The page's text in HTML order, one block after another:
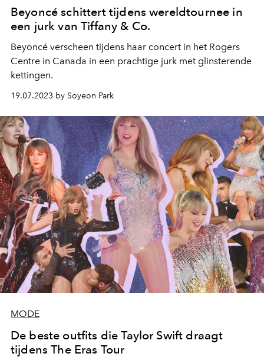
Beyoncé schittert tijdens wereldtournee in
een jurk van Tiffany & Co.
Beyoncé verscheen tijdens haar concert in het Rogers
Centre in Canada in een prachtige jurk met glinsterende
kettingen.
19.07.2023 by Soyeon Park
MODE
De beste outfits die Taylor Swift draagt
tijdens The Eras Tour